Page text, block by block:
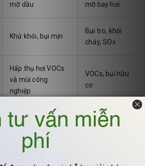
mỡ dầu
mỡ bay hơi
Khử khói, bụi mịn
Bụi tro, khói
cháy, SOx
Hấp thụ hơi VOCs
và mùi công
nghiệp
VOCs, bụi hữu
cơ
với tháp hấp phụ than hoạt tính hoặc
VOC, mùi và hơi dung môi có thể